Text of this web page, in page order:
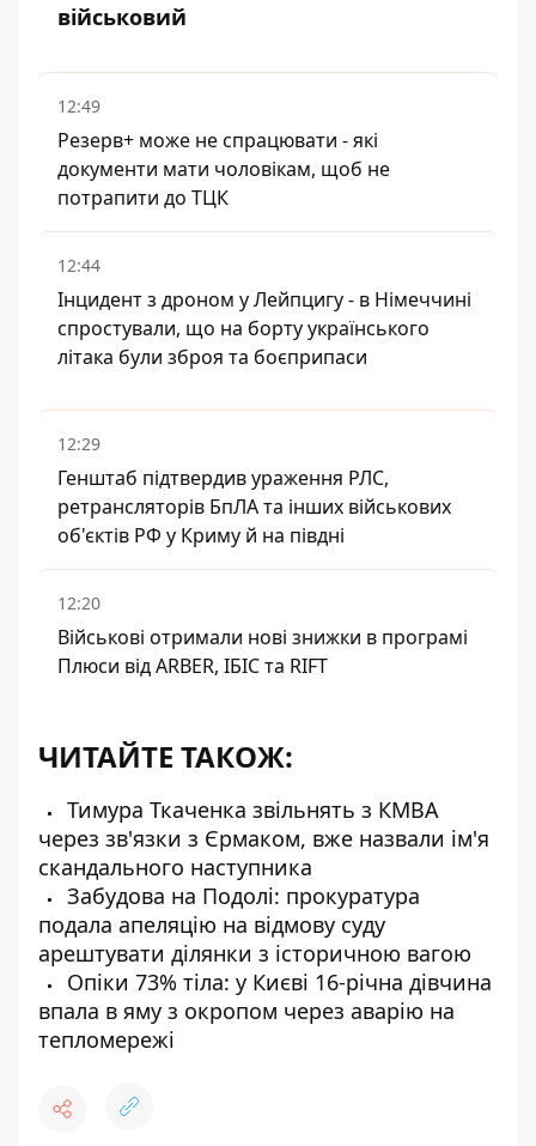
військовий
12:49
Резерв+ може не спрацювати - які
документи мати чоловікам, щоб не
потрапити до ТЦК
12:44
Інцидент з дроном у Лейпцигу - в Німеччині
спростували, що на борту українського
літака були зброя та боєприпаси
12:29
Генштаб підтвердив ураження РЛС,
ретрансляторів БпЛА та інших військових
об'єктів РФ у Криму й на півдні
12:20
Військові отримали нові знижки в програмі
Плюси від ARBER, ІБІС та RIFT
ЧИТАЙТЕ ТАКОЖ:
Тимура Ткаченка звільнять з КМВА
через зв'язки з Єрмаком, вже назвали ім'я
скандального наступника
Забудова на Подолі: прокуратура
подала апеляцію на відмову суду
арештувати ділянки з історичною вагою
Опіки 73% тіла: у Києві 16-річна дівчина
впала в яму з окропом через аварію на
тепломережі